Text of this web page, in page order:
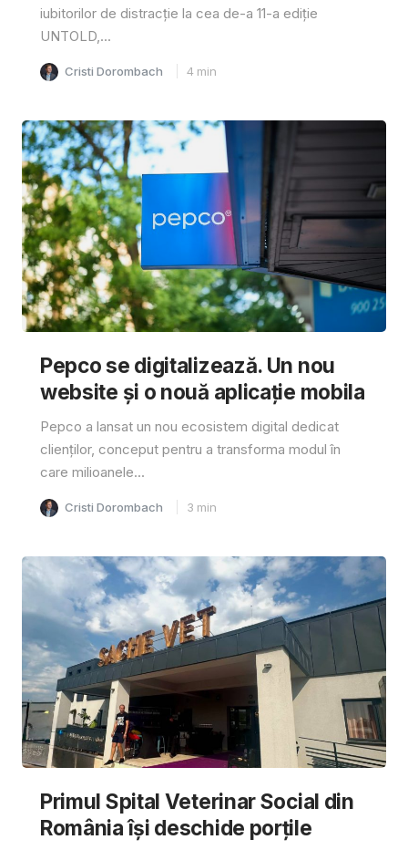
iubitorilor de distracție la cea de-a 11-a ediție
UNTOLD,...
Cristi Dorombach 4 min
Pepco se digitalizează. Un nou
website și o nouă aplicație mobila
Pepco a lansat un nou ecosistem digital dedicat
clienților, conceput pentru a transforma modul în
care milioanele...
Cristi Dorombach 3 min
Primul Spital Veterinar Social din
România își deschide porțile